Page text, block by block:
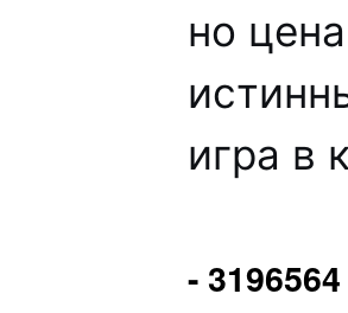
но
игра в
- 3196564